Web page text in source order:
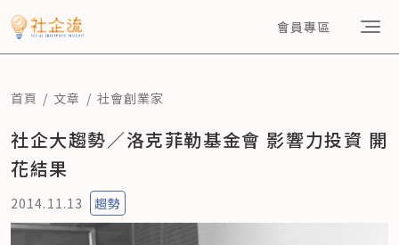
會員專區
首頁 文章 社會創業家
社企大趨勢／洛克菲勒基金會 影響力投資 開
花結果
2014.11.13 趨勢